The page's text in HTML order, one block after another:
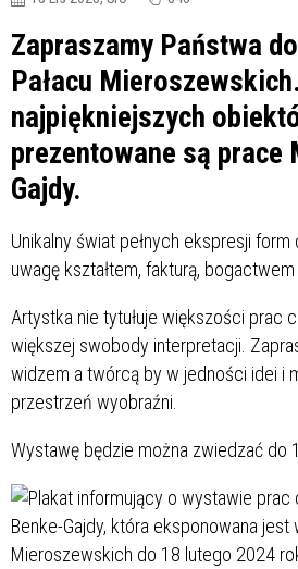
Zapraszamy Państwa
Pałacu
najpiękniejszych
prezentowane są prace
Gajdy.
Unikalny świat pełnych ekspresji
uwagę kształtem, fakturą, bogactwem
Artystka nie tytułuje większości prac
większej swobody interpretacji.
widzem a twórcą by w jedności idei i
przestrzeń wyobraźni.
Wystawę będzie można zwiedzać do